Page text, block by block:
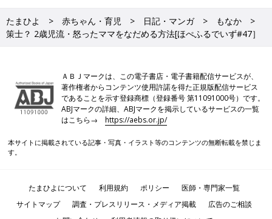
たまひよ 赤ちゃん・育児 日記・マンガ
もなか
策士？ 2歳児流・怒ったママをなだめる方法[ほぺふるでいず#47］
ＡＢＪマークは、この電子書店・電子書籍配信サービスが、
著作権者からコンテンツ使用許諾を得た正規版配信サービス
であることを示す登録商標（登録番号 第11091000号）です。
ABJマークの詳細、ABJマークを掲示しているサービスの一覧
はこちら→https://aebs.or.jp/
本サイトに掲載されている記事・写真・イラスト等のコンテンツの無断転載を禁じま
す。
たまひよについて 利用規約 ポリシー
医師・専門家一覧
サイトマップ
調査・プレスリリース・メディア掲載
広告のご相談